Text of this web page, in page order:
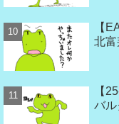
【
北富
【
バル